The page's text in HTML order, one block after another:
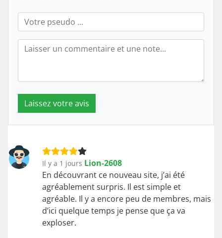
Laissez votre avis
Il y a 1 jours Lion-2608
En découvrant ce nouveau site, j’ai été
agréablement surpris. Il est simple et
agréable. Il y a encore peu de membres, mais
d’ici quelque temps je pense que ça va
exploser.